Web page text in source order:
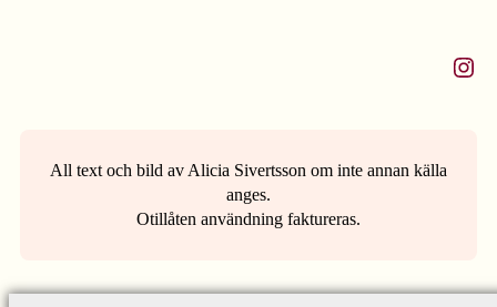
Instagram
All text och bild av Alicia Sivertsson om inte annan källa
anges.
Otillåten användning faktureras.